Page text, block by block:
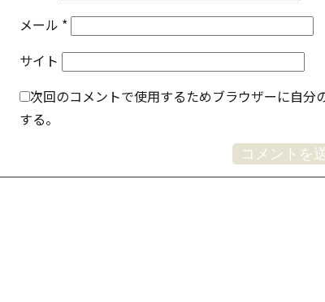
メール *
サイト
次回のコメントで使用するためブラウザーに自
する。